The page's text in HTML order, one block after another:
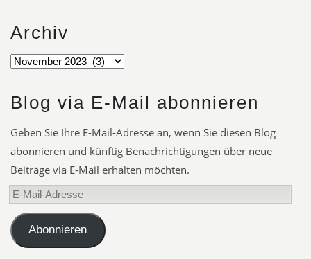
Archiv
Blog via E-Mail abonnieren
Geben Sie Ihre E-Mail-Adresse an, wenn Sie diesen Blog
abonnieren und künftig Benachrichtigungen über neue
Beiträge via E-Mail erhalten möchten.
E-
Mail-
AdresseAbonnieren